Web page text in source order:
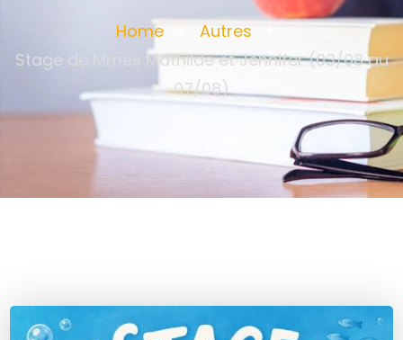
Home
Autres
Stage de Mmes Mathilde et Jennifer (03/08 au
07/08)